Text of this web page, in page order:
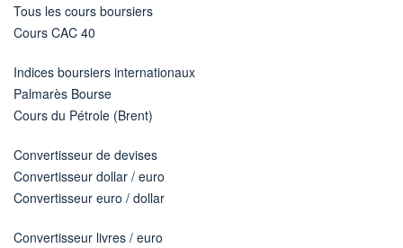
Tous les cours boursiers
Cours CAC 40
Indices boursiers internationaux
Palmarès Bourse
Cours du Pétrole (Brent)
Convertisseur de devises
Convertisseur dollar / euro
Convertisseur euro / dollar
Convertisseur livres / euro